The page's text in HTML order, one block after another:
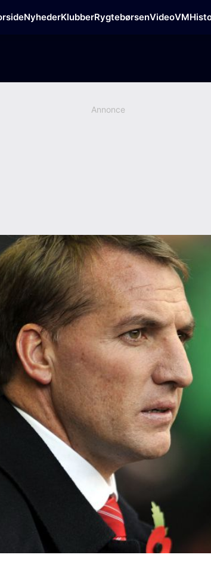
NyhederKlubberRygtebørsenVideoVM
Annonce